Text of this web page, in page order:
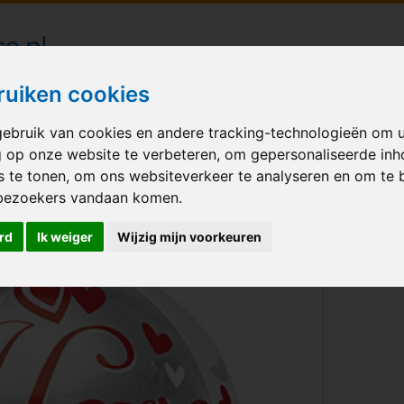
cookies
van cookies en andere tracking-technologieën om
op onze website te verbeteren, om gepersonaliseerde
te tonen, om ons websiteverkeer te analyseren en om te
vandaan komen.
Ik weiger Wijzig mijn voorkeuren
bezorgd in heel Nederland
BALLONNEN GELEGENHEID VERHUUR BEDRUKKEN